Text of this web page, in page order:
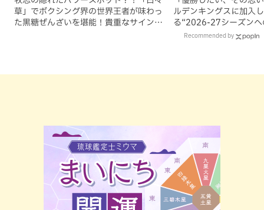
草」でボクシング界の世界王者が味わっ
た黒糖ぜんざいを堪能！貴重なサインと
ルデンキングスに加入
る“2026-27シーズンへ
Recommended by